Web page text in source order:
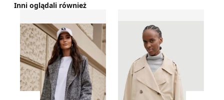
Inni oglądali również